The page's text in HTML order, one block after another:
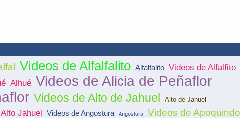
Videos de Alfalfalito Alfalfalito Videos de Alfalfito
Alhué Videos de Alicia de Peñaflor
Videos de Alto de Jahuel Alto de Jahuel
Alto Jahuel Videos de Angostura Angostura Videos de Apoquindo